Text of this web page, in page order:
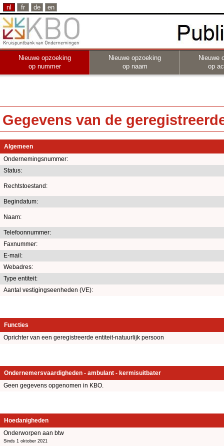
nl fr de en
Nieuwe opzoeking
op nummer
Nieuwe opzoeking
op naam
Nieuwe
op
Gegevens van de
Algemeen
Ondernemingsnummer:
Status:
Rechtstoestand:
Begindatum:
Naam:
Telefoonnummer:
Faxnummer:
E-mail:
Webadres:
Type entiteit:
Aantal vestigingseenheden (VE):
Functies
Oprichter van een geregistreerde entiteit-natuurlijk persoon
Ondernemersvaardigheden - ambulant - kermisuitbater
Geen gegevens opgenomen in KBO.
Hoedanigheden
Onderworpen aan btw
Sinds 1 oktober 2021